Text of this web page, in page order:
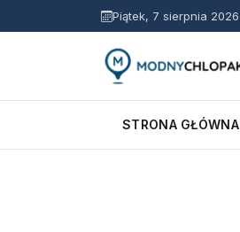
Piątek, 7 sierpnia 2026
STRONA GŁÓWNA